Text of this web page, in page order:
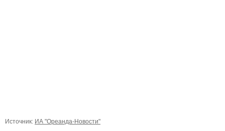
Источник: ИА "Ореанда-Новости"